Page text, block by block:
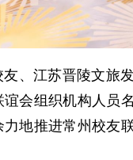
、江苏晋陵文旅
会组织机构人员
地推进常州校友